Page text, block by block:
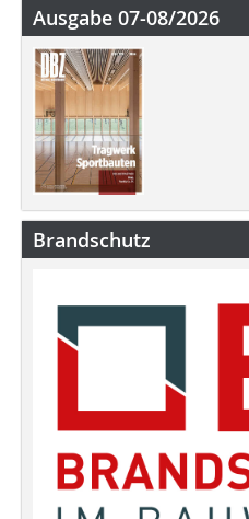
Ausgabe 07-08/2026
Brandschutz